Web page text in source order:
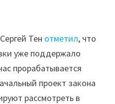
Тен отметил, что
уже поддержало
прорабатывается
проект закона
рассмотреть в